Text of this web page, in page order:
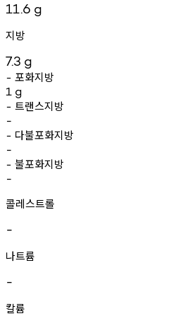
11.6 g
지방
7.3 g
- 포화지방
1 g
- 트랜스지방
-
- 다불포화지방
-
- 불포화지방
-
콜레스트롤
-
나트륨
-
칼륨